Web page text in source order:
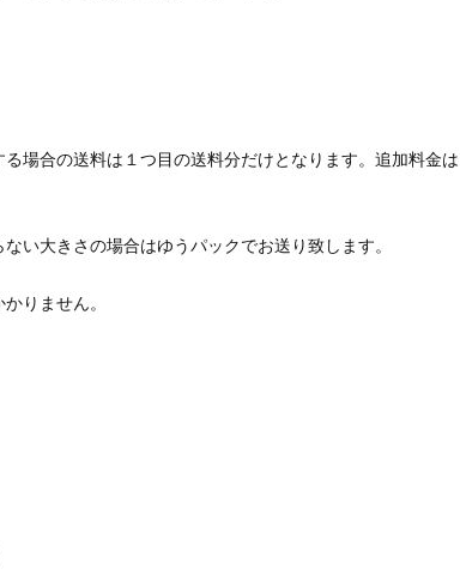
る場合の送料は１つ目の送料分だけとなります。追加料金は